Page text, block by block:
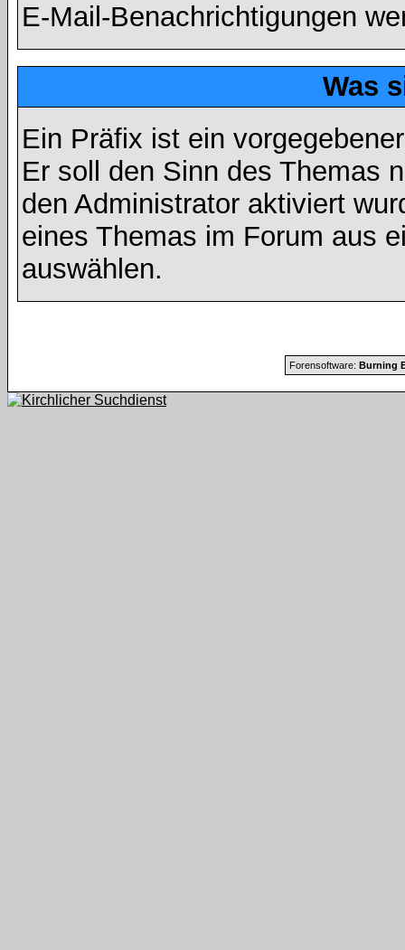
E-Mail-Benachrichtigungen
Was
Ein Präfix ist ein
Er soll den Sinn des Themas
den Administrator aktiviert
eines Themas im Forum aus
auswählen.
Forensoftware: Burning